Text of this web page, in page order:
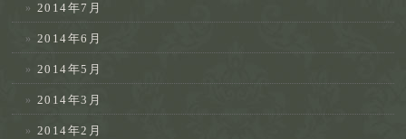
2014年7月
2014年6月
2014年5月
2014年3月
2014年2月